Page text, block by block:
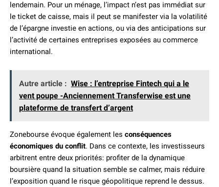
lendemain. Pour un ménage, l’impact n’est pas immédiat sur
le ticket de caisse, mais il peut se manifester via la volatilité
de l’épargne investie en actions, ou via des anticipations sur
l’activité de certaines entreprises exposées au commerce
international.
Autre article : Wise : l’entreprise Fintech qui a le
vent poupe -Anciennement Transferwise est une
plateforme de transfert d’argent
Zonebourse évoque également les conséquences
économiques du conflit. Dans ce contexte, les investisseurs
arbitrent entre deux priorités: profiter de la dynamique
boursière quand la situation semble se calmer, mais réduire
l’exposition quand le risque géopolitique reprend le dessus.